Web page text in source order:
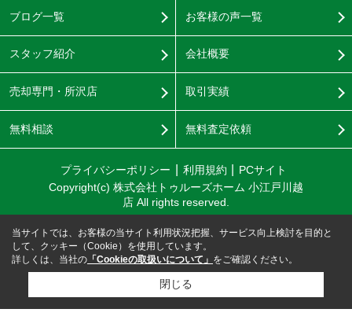
ブログ一覧
スタッフ紹介
売却専門・所沢店
無料相談
お客様の声一覧
会社概要
取引実績
無料査定依頼
プライバシーポリシー 利用規約
PCサイト
Copyright(c) 株式会社トゥルーズホーム 小江戸川越
店 All rights reserved.
当サイトでは、お客様の当サイト利用状況把握、サービス向上検討を目的と
して、クッキー（Cookie）を使用しています。
詳しくは、当社の 「Cookieの取扱いについて」 をご確認ください。
閉じる